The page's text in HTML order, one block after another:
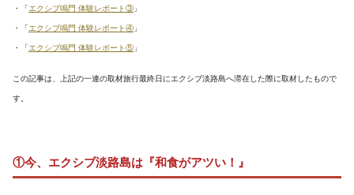
・「エクシブ鳴門 体験レポート③ 」
・「エクシブ鳴門 体験レポート④ 」
・「エクシブ鳴門 体験レポート⑤ 」
この記事は、上記の一連の取材旅行最終日にエクシブ淡路島へ滞在した際に取材したもので
す。
①今、エクシブ淡路島は『和食がアツい！』